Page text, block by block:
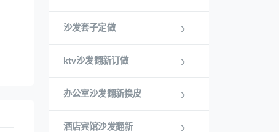
沙发套子定做
ktv沙发翻新订做
办公室沙发翻新换皮
酒店宾馆沙发翻新